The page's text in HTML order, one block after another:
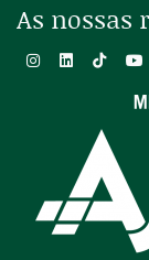
As nossas